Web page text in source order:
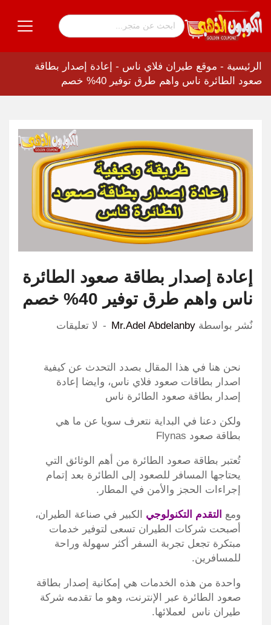
الرئيسية - موقع طيران فلاي ناس - إعادة إصدار بطاقة
صعود الطائرة ناس واهم طرق توفير 40% خصم
إعادة إصدار بطاقة صعود الطائرة
ناس واهم طرق توفير 40% خصم
نٌشر بواسطة Mr.Adel Abdelanby لا تعليقات
نحن هنا في هذا المقال بصدد التحدث عن كيفية
اصدار بطاقات صعود فلاي ناس، وايضا إعادة
إصدار بطاقة صعود الطائرة ناس
ولكن دعنا في البداية نتعرف سويا عن ما هي
بطاقة صعود Flynas
تُعتبر بطاقة صعود الطائرة من أهم الوثائق التي
يحتاجها المسافر للصعود إلى الطائرة بعد إتمام
إجراءات الحجز والأمن في المطار.
ومع التقدم التكنولوجي الكبير في صناعة الطيران،
أصبحت شركات الطيران تسعى لتوفير خدمات
مبتكرة تجعل تجربة السفر أكثر سهولة وراحة
للمسافرين.
واحدة من هذه الخدمات هي إمكانية إصدار بطاقة
صعود الطائرة عبر الإنترنت، وهو ما تقدمه شركة
طيران ناس لعملائها.